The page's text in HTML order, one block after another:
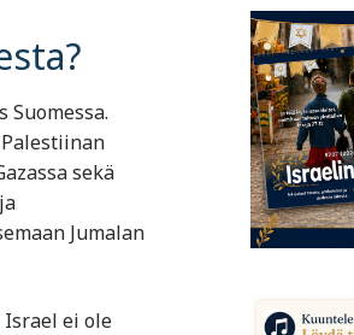
sekä
Jumalan
Israel ei ole